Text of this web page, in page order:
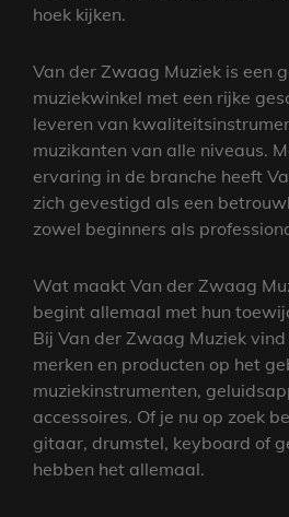
hoek kijken.
Van der Zwaag Muziek is een
muziekwinkel met een rijke
leveren van
muzikanten van alle niveaus.
ervaring in de branche heeft
zich gevestigd als een
zowel beginners als
Wat maakt Van der Zwaag
begint allemaal met hun
Bij Van der Zwaag Muziek
merken en producten op het
muziekinstrumenten,
accessoires. Of je nu op zoek
gitaar, drumstel, keyboard of
hebben het allemaal.